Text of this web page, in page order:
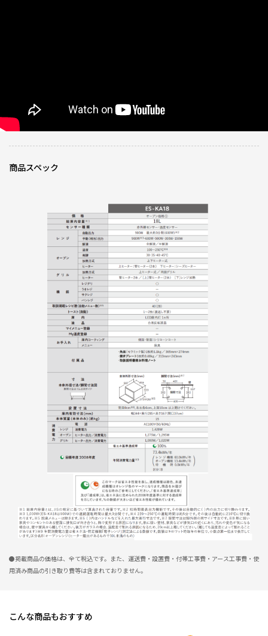
大満足
★★
自分への誕生日プレゼントで購入。まだ全機能使っていませんが使いやすく
大満足です。
投稿日
2025/06/04 10:09:55
レビュー一覧
商品スペック
●掲載商品の価格は、全て税込です。また、運送費・設置費・付帯工事費・アース工事費・使
用済み商品の引き取り費等は含まれておりません。
こんな商品もおすすめ